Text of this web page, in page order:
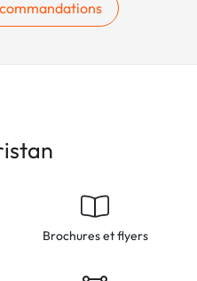
Brochures et flyers